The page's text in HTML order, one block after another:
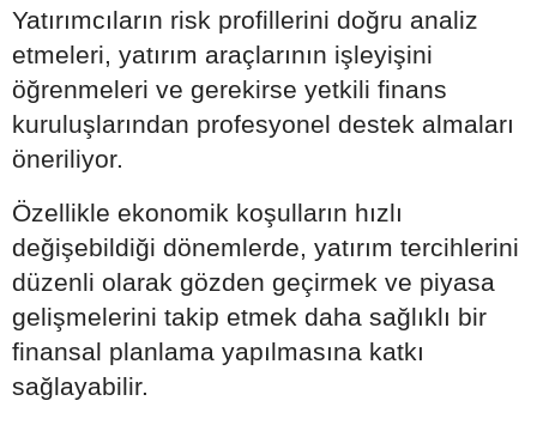
Yatırımcıların risk profillerini doğru analiz
etmeleri, yatırım araçlarının işleyişini
öğrenmeleri ve gerekirse yetkili finans
kuruluşlarından profesyonel destek almaları
öneriliyor.
Özellikle ekonomik koşulların hızlı
değişebildiği dönemlerde, yatırım tercihlerini
düzenli olarak gözden geçirmek ve piyasa
gelişmelerini takip etmek daha sağlıklı bir
finansal planlama yapılmasına katkı
sağlayabilir.